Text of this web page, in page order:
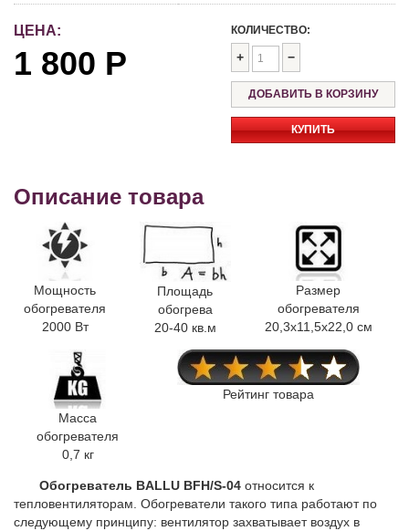
ЦЕНА:
1 800 Р
КОЛИЧЕСТВО:
+ −
КУПИТЬ
Описание товара
Мощность
обогревателя
2000 Вт
Площадь
обогрева
20-40 кв.м
Размер
обогревателя
20,3x11,5x22,0 см
Масса
обогревателя
0,7 кг
Рейтинг товара
Обогреватель BALLU BFH/S-04 относится к
тепловентиляторам. Обогреватели такого типа работают по
следующему принципу: вентилятор захватывает воздух в